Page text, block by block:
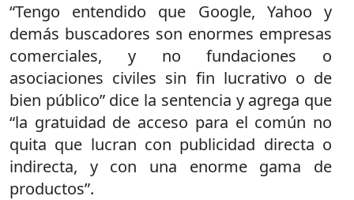
“Tengo entendido que Google, Yahoo y
demás buscadores son enormes empresas
comerciales, y no fundaciones o
asociaciones civiles sin fin lucrativo o de
bien público” dice la sentencia y agrega que
“la gratuidad de acceso para el común no
quita que lucran con publicidad directa o
indirecta, y con una enorme gama de
productos”.